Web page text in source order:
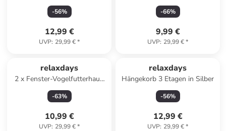
in Braun - (B)60 x (T)40 cm
-56%
12,99 €
UVP: 29,99 €*
Natur/Grün
-66%
9,99 €
UVP: 29,99 €*
relaxdays
2 x Fenster-Vogelfutterhaus
in Transparent
-63%
10,99 €
UVP: 29,99 €*
relaxdays
Hängekorb 3 Etagen in Silber
-56%
12,99 €
UVP: 29,99 €*